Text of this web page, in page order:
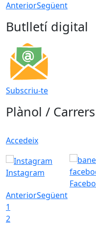
AnteriorSegüent
Butlletí digital
Subscriu-te
Plànol / Carrers
Accedeix
Instagram
AnteriorSegüent
1
2